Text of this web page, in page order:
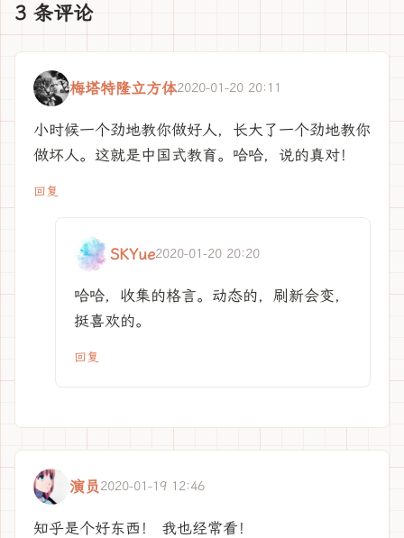
3 条评论
梅塔特隆立方体2020-01-20 20:11
小时候一个劲地教你做好人，长大了一个劲地教你
做坏人。这就是中国式教育。哈哈，说的真对！
回复
SKYue2020-01-20 20:20
哈哈，收集的格言。动态的，刷新会变，
挺喜欢的。
回复
演员 2020-01-19 12:46
知乎是个好东西！ 我也经常看！